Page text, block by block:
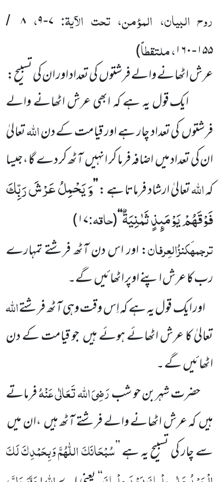
روح البیان، المؤمن، تحت الآیۃ: ۷-۹، ۸/
۱۵۵-۱۶۰، ملتقطاً)
عرش اٹھانے والے فرشتوںکی تعداد اور ان کی تسبیح:
ایک قول یہ ہے کہ ابھی عرش اٹھانے والے
فرشتوںکی تعداد چار ہے اور قیامت کے دناللہتعالیٰ
ان کی تعداد میںاضافہ فرما کر انہیںآٹھ کر دے گا ،جیسا
کہاللہتعالیٰ ارشاد فرماتا ہے :’’وَ یَحْمِلُ عَرْشَ رَبِّكَ
فَوْقَهُمْ یَوْمَىٕذٍ ثَمٰنِیَةٌ‘‘
(حاقہ:۱۷)
ترجمہکنزُالعِرفان: اور اس دن آٹھ فرشتے تمہارے
رب کا عرش اپنے اوپر اٹھائیںگے۔
اور ایک قول یہ ہے کہ اِس وقت وہی آٹھ فرشتےاللہ
تعالیٰ کا عرش اٹھائے ہوئے ہیںجو قیامت کے دن
اٹھائیںگے ۔
حضرت شہربن حو شبرَضِیَ اللہ تَعَالٰی عَنْہُفرماتے
ہیںکہ عرش اٹھانے والے فرشتے آٹھ ہیں،ان میں
سے چارکی تسبیح یہ ہے’’سُبْحَانَکَاللّٰھُمَّوَبِحَمْدِکَلَکَ